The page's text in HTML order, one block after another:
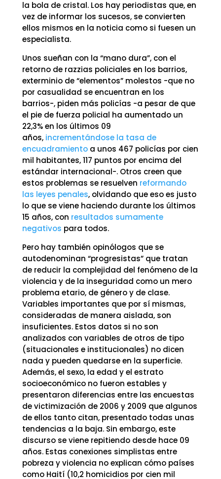
la bola de cristal. Los hay periodistas que, en
vez de informar los sucesos, se convierten
ellos mismos en la noticia como si fuesen un
especialista.
Unos sueñan con la “mano dura”, con el
retorno de razzias policiales en los barrios,
exterminio de “elementos” molestos -que no
por casualidad se encuentran en los
barrios-, piden más policías -a pesar de que
el pie de fuerza policial ha aumentado un
22,3% en los últimos 09
años, incrementándose la tasa de
encuadramientoa unos 467 policías por cien
mil habitantes, 117 puntos por encima del
estándar internacional-. Otros creen que
estos problemas se resuelven reformando
las leyes penales, olvidando que eso es justo
lo que se viene haciendo durante los últimos
15 años, con resultados sumamente
negativos para todos.
Pero hay también opinólogos que se
autodenominan “progresistas” que tratan
de reducir la complejidad del fenómeno de la
violencia y de la inseguridad como un mero
problema etario, de género y de clase.
Variables importantes que por sí mismas,
consideradas de manera aislada, son
insuficientes. Estos datos si no son
analizados con variables de otros de tipo
(situacionales e institucionales) no dicen
nada y pueden quedarse en la superficie.
Además, el sexo, la edad y el estrato
socioeconómico no fueron estables y
presentaron diferencias entre las encuestas
de victimización de 2006 y 2009 que algunos
de ellos tanto citan, presentado todas unas
tendencias a la baja. Sin embargo, este
discurso se viene repitiendo desde hace 09
años. Estas conexiones simplistas entre
pobreza y violencia no explican cómo países
como Haití (10,2 homicidios por cien mil